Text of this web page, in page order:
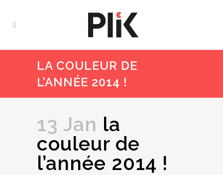
LA COULEUR DE
L’ANNÉE 2014 !
13 Jan la
couleur de
l’année 2014 !